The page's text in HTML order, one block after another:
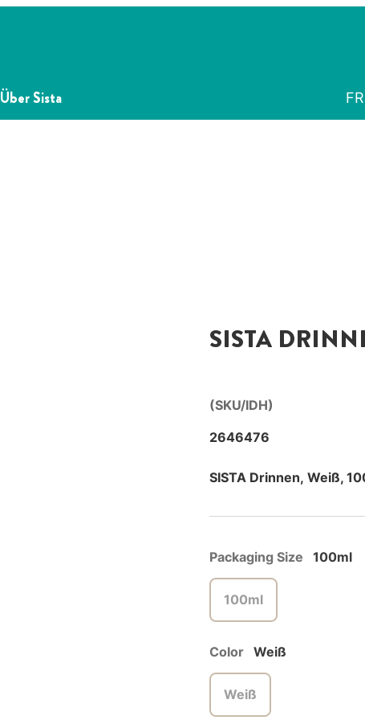
Über Sista FR
SISTA
(SKU/IDH)
2646476
SISTA Drinnen, Weiß,
Packaging Size 100ml
100ml
Color Weiß
Weiß